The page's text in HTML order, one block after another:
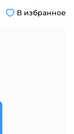
В избранное